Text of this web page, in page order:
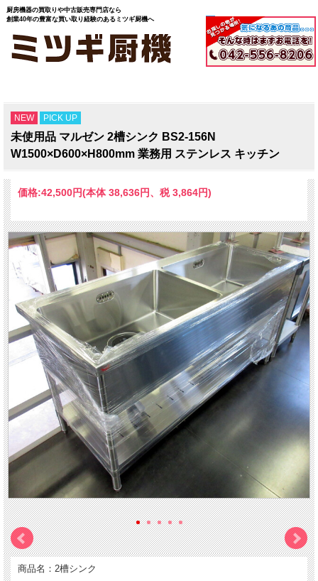
厨房機器の買取りや中古販売専門店なら
創業40年の豊富な買い取り経験のあるミツギ厨機へ
NEW PICK UP
未使用品 マルゼン 2槽シンク BS2-156N
W1500×D600×H800mm 業務用 ステンレス キッチン
価格:42,500円(本体 38,636円、税 3,864円)
商品名：2槽シンク